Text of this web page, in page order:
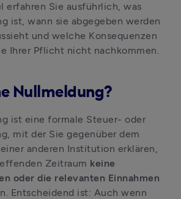
erfahren Sie ausführlich, was
ist, wann sie abgegeben werden
und welche Konsequenzen
Ihrer Pflicht nicht nachkommen.
Nullmeldung?
ist eine formale Steuer- oder
mit der Sie gegenüber dem
anderen Institution erklären,
Zeitraum keine
oder die relevanten Einnahmen
Entscheidend ist: Auch wenn